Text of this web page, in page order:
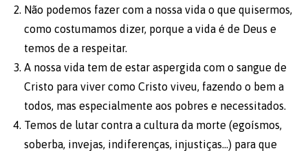
Não podemos fazer com a nossa vida o que quisermos,
como costumamos dizer, porque a vida é de Deus e
temos de a respeitar.
A nossa vida tem de estar aspergida com o sangue de
Cristo para viver como Cristo viveu, fazendo o bem a
todos, mas especialmente aos pobres e necessitados.
Temos de lutar contra a cultura da morte (egoísmos,
soberba, invejas, indiferenças, injustiças…) para que